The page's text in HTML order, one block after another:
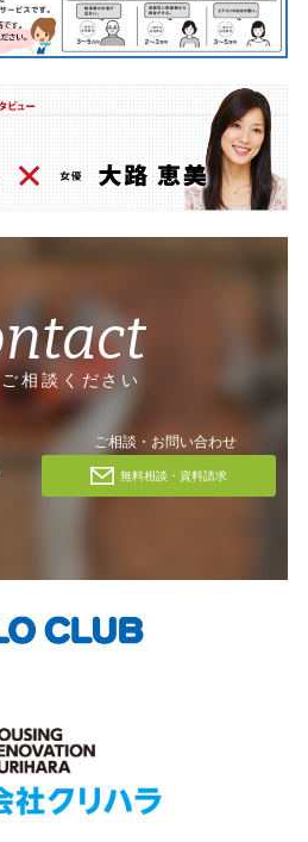
相談ください
ご相談・お問い合わせ
無料相談・資料請求